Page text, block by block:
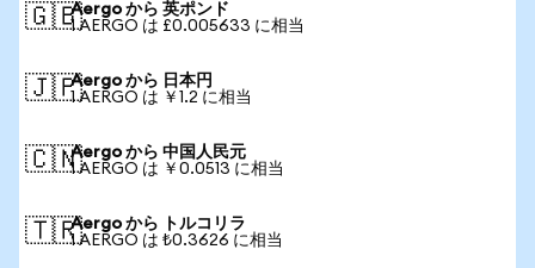
🇬🇧Aergo から 英ポンド
1 AERGO は £0.005633 に相当
🇯🇵Aergo から 日本円
1 AERGO は ￥1.2 に相当
🇨🇳Aergo から 中国人民元
1 AERGO は ￥0.0513 に相当
🇹🇷Aergo から トルコリラ
1 AERGO は ₺0.3626 に相当